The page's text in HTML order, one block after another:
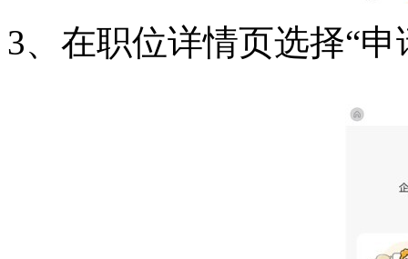
3、在职位详情页选择“